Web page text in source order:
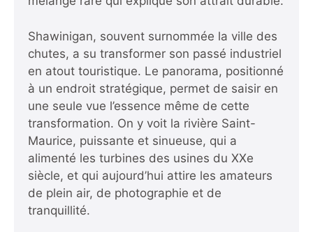
Shawinigan, souvent surnommée la ville des
chutes, a su transformer son passé industriel
en atout touristique. Le panorama, positionné
à un endroit stratégique, permet de saisir en
une seule vue l’essence même de cette
transformation. On y voit la rivière Saint-
Maurice, puissante et sinueuse, qui a
alimenté les turbines des usines du XXe
siècle, et qui aujourd’hui attire les amateurs
de plein air, de photographie et de
tranquillité.